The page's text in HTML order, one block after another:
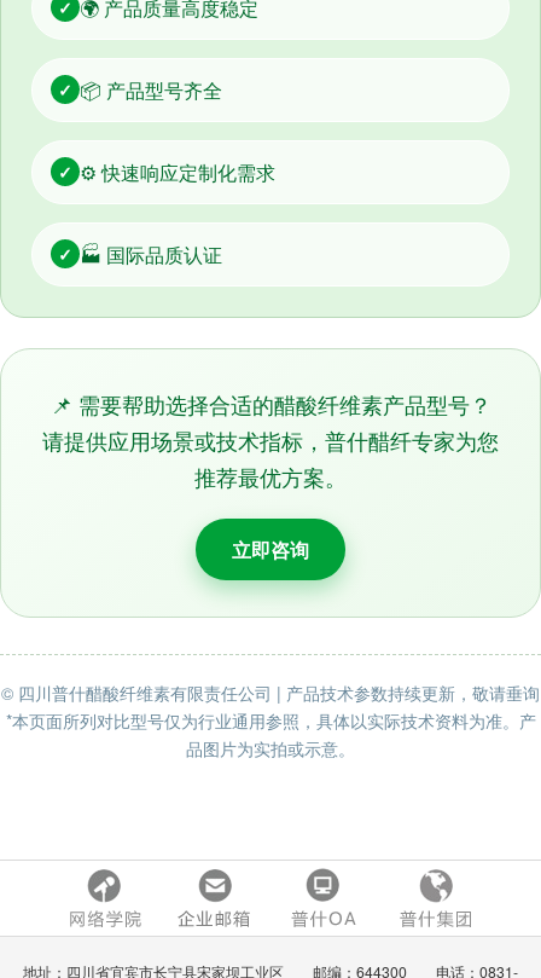
✓ 🌍 产品质量高度稳定
✓ 📦 产品型号齐全
✓ ⚙️ 快速响应定制化需求
✓ 🏭 国际品质认证
📌 需要帮助选择合适的醋酸纤维素产品型号？
请提供应用场景或技术指标，普什醋纤专家为您
推荐最优方案。
立即咨询
© 四川普什醋酸纤维素有限责任公司 | 产品技术参数持续更新，敬请垂询
*本页面所列对比型号仅为行业通用参照，具体以实际技术资料为准。产
品图片为实拍或示意。
地址：四川省宜宾市长宁县宋家坝工业区 邮编：644300 电话：0831-